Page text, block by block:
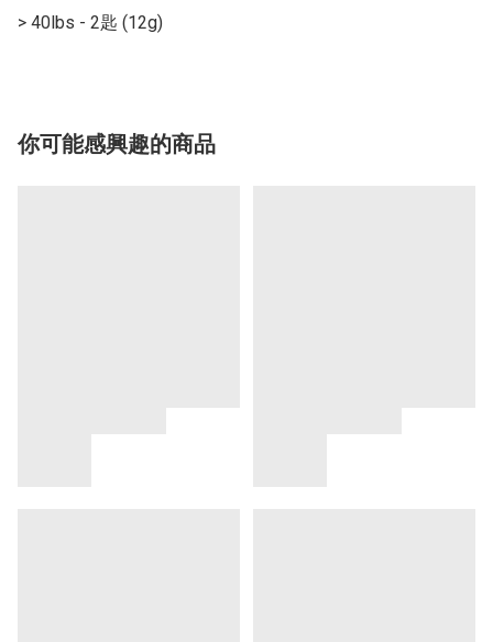
> 40lbs - 2匙 (12g)
你可能感興趣的商品